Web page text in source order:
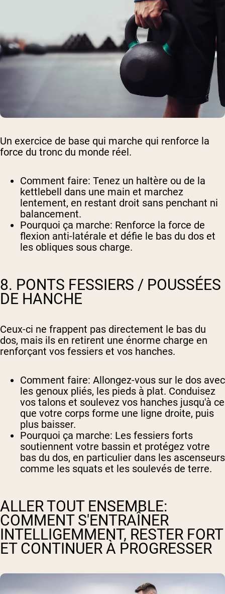
Un exercice de base qui marche qui renforce la
force du tronc du monde réel.
Comment faire: Tenez un haltère ou de la
kettlebell dans une main et marchez
lentement, en restant droit sans penchant ni
balancement.
Pourquoi ça marche: Renforce la force de
flexion anti-latérale et défie le bas du dos et
les obliques sous charge.
8. PONTS FESSIERS / POUSSÉES
DE HANCHE
Ceux-ci ne frappent pas directement le bas du
dos, mais ils en retirent une énorme charge en
renforçant vos fessiers et vos hanches.
Comment faire: Allongez-vous sur le dos avec
les genoux pliés, les pieds à plat. Conduisez
vos talons et soulevez vos hanches jusqu'à ce
que votre corps forme une ligne droite, puis
plus baisser.
Pourquoi ça marche: Les fessiers forts
soutiennent votre bassin et protégez votre
bas du dos, en particulier dans les ascenseurs
comme les squats et les soulevés de terre.
ALLER TOUT ENSEMBLE:
COMMENT S'ENTRAÎNER
INTELLIGEMMENT, RESTER FORT
ET CONTINUER À PROGRESSER